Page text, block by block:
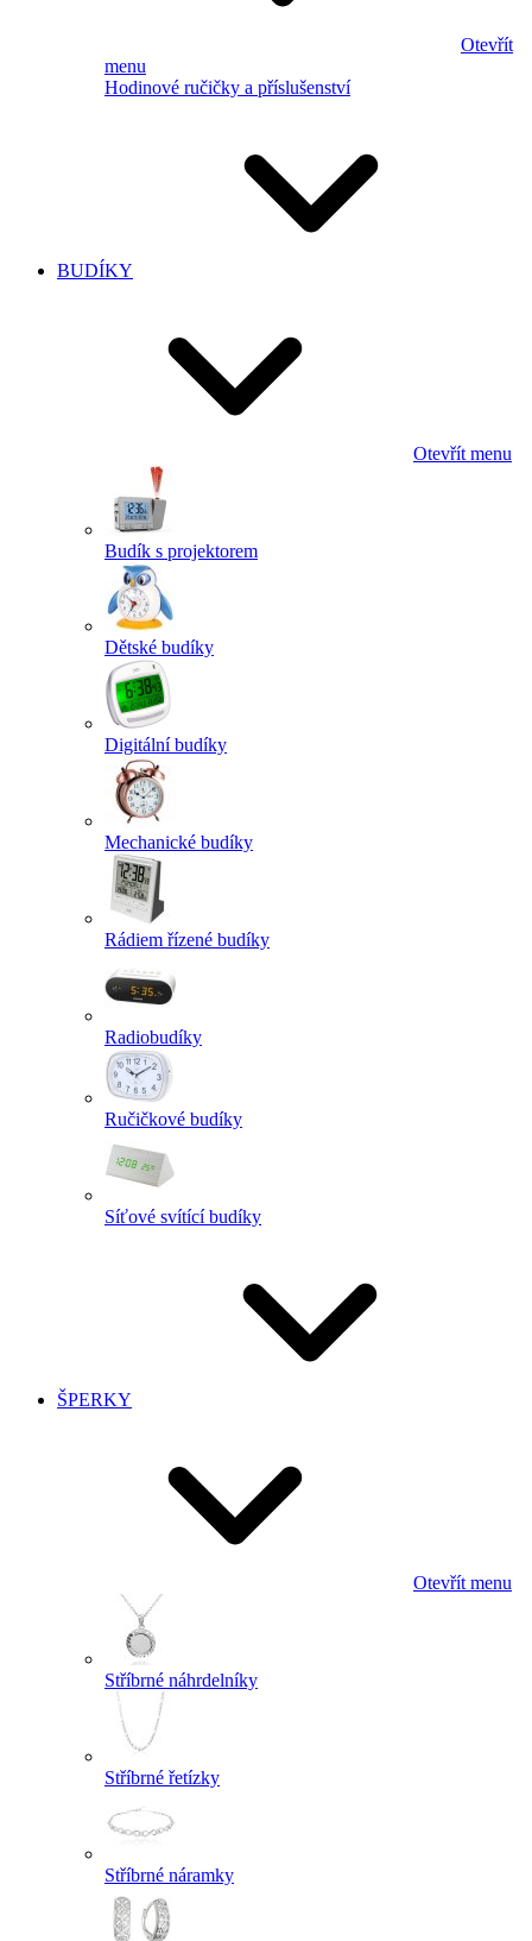
Otevřít
menu
Hodinové ručičky a příslušenství
BUDÍKY
Otevřít menu
Budík s projektorem
Dětské budíky
Digitální budíky
Mechanické budíky
Rádiem řízené budíky
Radiobudíky
Ručičkové budíky
Síťové svítící budíky
ŠPERKY
Otevřít menu
Stříbrné náhrdelníky
Stříbrné řetízky
Stříbrné náramky